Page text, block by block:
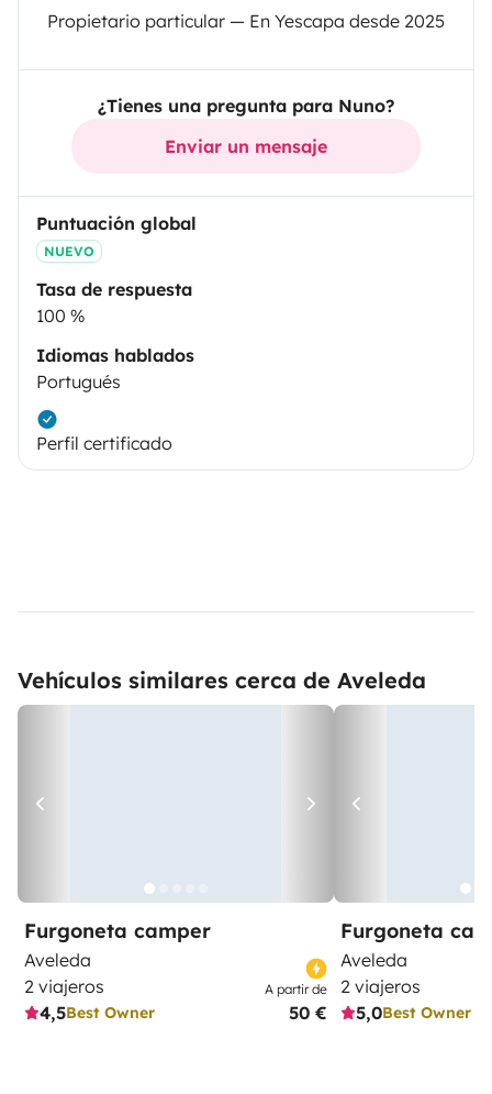
Propietario particular — En Yescapa desde 2025
¿Tienes una pregunta para Nuno?
Enviar un mensaje
Puntuación global
NUEVO
Tasa de respuesta
100 %
Idiomas hablados
Portugués
Perfil certificado
Vehículos similares cerca de Aveleda
Furgoneta camper
Aveleda
2 viajeros
4,5Best Owner
A partir de
50 €
Furgoneta
Aveleda
2 viajeros
5,0Best Owner